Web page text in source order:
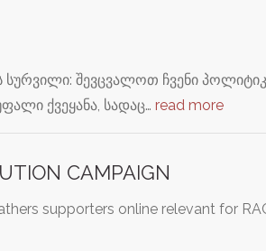
შევცვალოთ ჩვენი
ქვეყანა, სადაც… read more
CAMPAIGN
supporters online relevant for